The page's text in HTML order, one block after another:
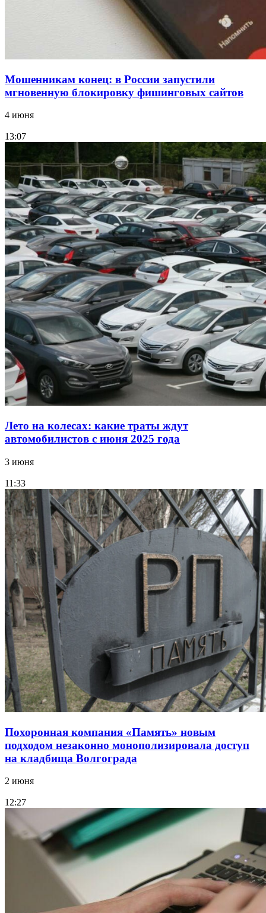
Мошенникам конец: в России запустили
мгновенную блокировку фишинговых сайтов
4 июня
13:07
Лето на колесах: какие траты ждут
автомобилистов с июня 2025 года
3 июня
11:33
Похоронная компания «Память» новым
подходом незаконно монополизировала доступ
на кладбища Волгограда
2 июня
12:27